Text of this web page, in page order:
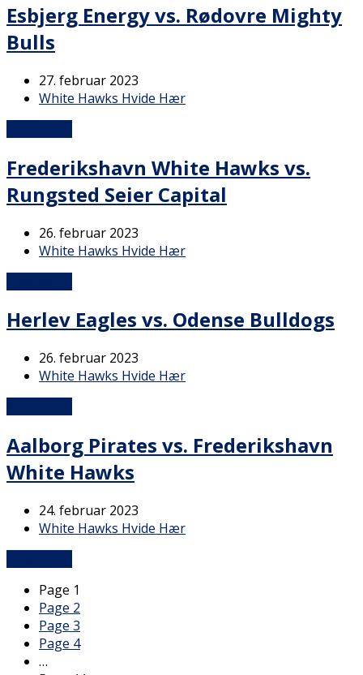
Esbjerg Energy vs. Rødovre Mighty
Bulls
27. februar 2023
White Hawks Hvide Hær
Frederikshavn White Hawks vs.
Rungsted Seier Capital
26. februar 2023
White Hawks Hvide Hær
Herlev Eagles vs. Odense Bulldogs
26. februar 2023
White Hawks Hvide Hær
Aalborg Pirates vs. Frederikshavn
White Hawks
24. februar 2023
White Hawks Hvide Hær
Page 1
Page 2
Page 3
Page 4
…